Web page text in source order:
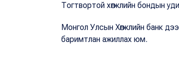
Тогтвортой хөгжлийн бондын
Монгол Улсын Хөгжлийн банк
баримтлан ажиллах юм.